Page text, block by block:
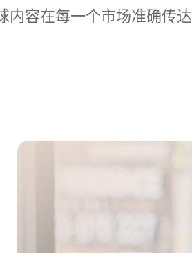
内容在每一个市场准确传